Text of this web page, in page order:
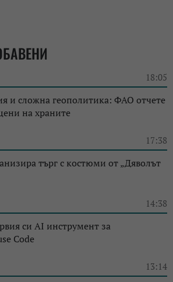
18:05
и сложна геополитика: ФАО отчете
на храните
17:38
търг с костюми от „Дяволът
14:38
си AI инструмент за
Code
13:14